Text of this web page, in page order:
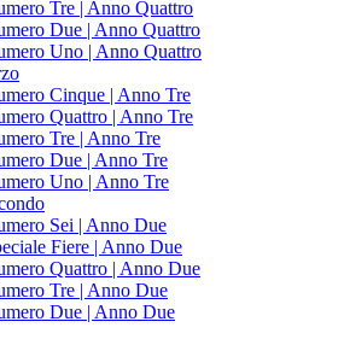
Tre | Anno Quattro
Due | Anno Quattro
Uno | Anno Quattro
Cinque | Anno Tre
Quattro | Anno Tre
Tre | Anno Tre
Due | Anno Tre
Uno | Anno Tre
Sei | Anno Due
Fiere | Anno Due
Quattro | Anno Due
Tre | Anno Due
Due | Anno Due